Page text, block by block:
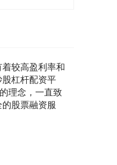
较高盈利率和
杠杆配资平
理念，一直致
股票融资服